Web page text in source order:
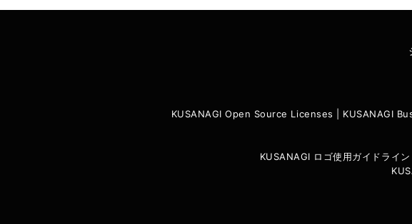
KUSANAGI Open Source Licenses KUSANAGI
KUSANAGI ロゴ使用ガイドライン